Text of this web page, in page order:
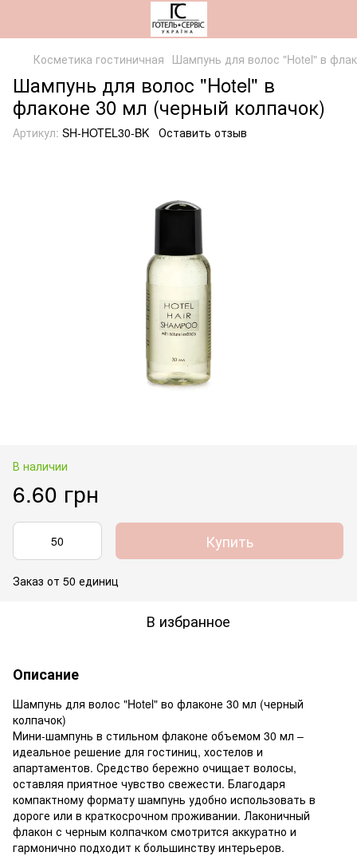
Косметика гостиничная Шампунь для волос "Hotel" в
Шампунь для волос "Hotel" в
флаконе 30 мл (черный колпачок)
Артикул: SH-HOTEL30-BK Оставить отзыв
В наличии
6.60 грн
Купить
Заказ от 50 единиц
В избранное
Описание
Шампунь для волос "Hotel" во флаконе 30 мл (черный
колпачок)
Мини-шампунь в стильном флаконе объемом 30 мл –
идеальное решение для гостиниц, хостелов и
апартаментов. Средство бережно очищает волосы,
оставляя приятное чувство свежести. Благодаря
компактному формату шампунь удобно использовать в
дороге или в краткосрочном проживании. Лаконичный
флакон с черным колпачком смотрится аккуратно и
гармонично подходит к большинству интерьеров.